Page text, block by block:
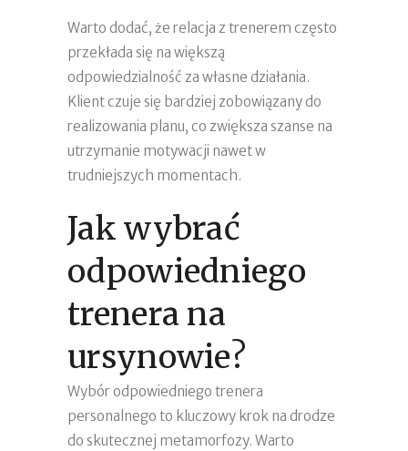
Warto dodać, że relacja z trenerem często
przekłada się na większą
odpowiedzialność za własne działania.
Klient czuje się bardziej zobowiązany do
realizowania planu, co zwiększa szanse na
utrzymanie motywacji nawet w
trudniejszych momentach.
Jak wybrać
odpowiedniego
trenera na
ursynowie?
Wybór odpowiedniego trenera
personalnego to kluczowy krok na drodze
do skutecznej metamorfozy. Warto